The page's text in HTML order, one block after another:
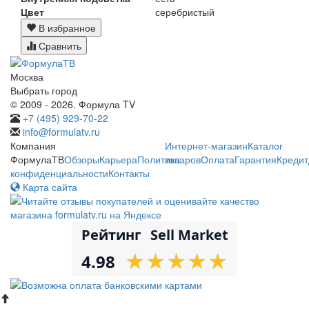
Цвет
серебристый
В избранное
Сравнить
Москва
Выбрать город
© 2009 - 2026. Формула TV
+7 (495) 929-70-22
info@formulatv.ru
Компания
ФормулаТВОбзорыКарьераПолитика
конфиденциальностиКонтакты
Интернет-магазинКаталог
товаровОплатаГарантияКредит
Карта сайта
Рейтинг Sell Market
4.98 ★
★★
★★
★★
★★
★